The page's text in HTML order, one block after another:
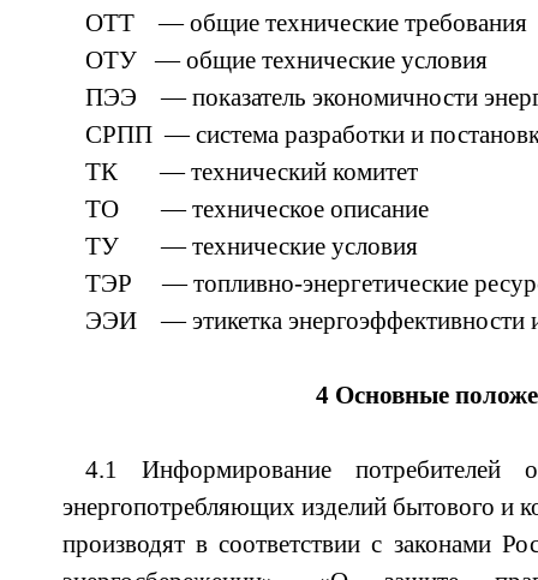
ОТТ — общие технические требования
ОТУ — общие технические условия
ПЭЭ — показатель экономичности
СРПП — система разработки и
ТК — технический комитет
ТО — техническое описание
ТУ — технические условия
ТЭР — топливно-энергетические
ЭЭИ — этикетка энергоэффективности
4 Основные
4.1 Информирование потребителей
энергопотребляющих изделий бытового и
производят в соответствии с законами